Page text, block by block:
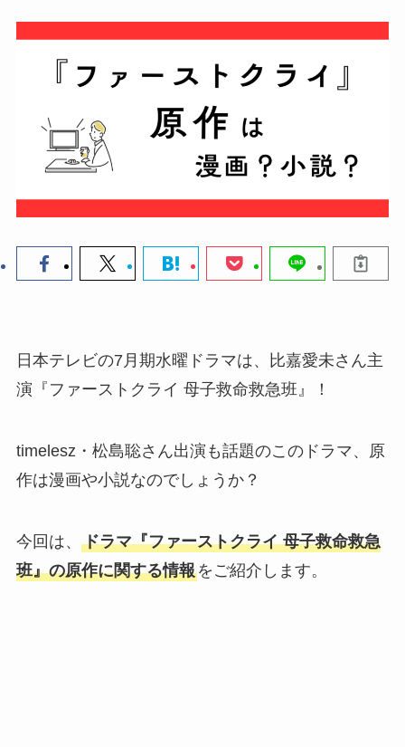
日本テレビの7月期水曜ドラマは、比嘉愛未さん主
演『ファーストクライ 母子救命救急班』！
timelesz・松島聡さん出演も話題のこのドラマ、原
作は漫画や小説なのでしょうか？
今回は、 ドラマ『ファーストクライ 母子救命救急
班』の原作に関する情報をご紹介します。